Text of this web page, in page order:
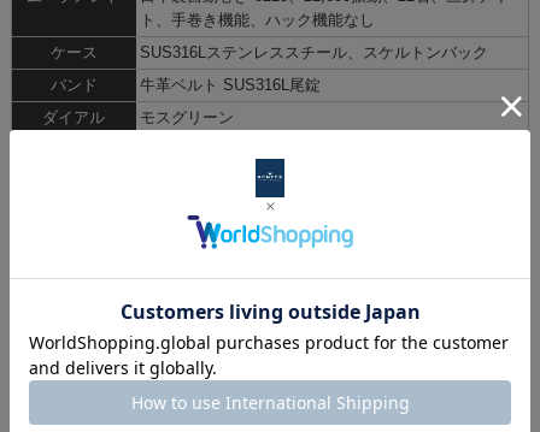
ト、手巻き機能、ハック機能なし
ケース
SUS316Lステンレススチール、スケルトンバック
バンド
牛革ベルト SUS316L尾錠
ダイアル
モスグリーン
100m防水 保証
生産国
日本 限定生産数
188個限定生産
備考
全モデルに個別製品ID番号を刻印（CLUB Kメンテナンスサービス登録
用）